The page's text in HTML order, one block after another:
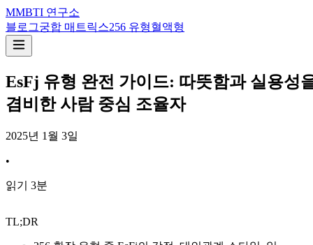
MMBTI 연구소
블로그궁합 매트릭스256 유형혈액형
EsFj 유형 완전 가이드: 따뜻함과 실용성
겸비한 사람 중심 조율자
2025년 1월 3일
•
읽기 3분
TL;DR